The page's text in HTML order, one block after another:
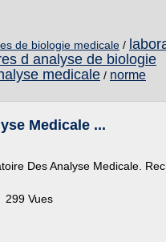
de biologie medicale /
d analyse de biologie
medicale / norme
Medicale ...
Des Analyse Medicale.
Vues